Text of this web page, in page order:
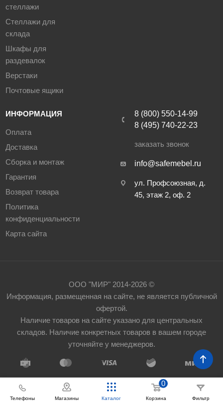
стеллажи
Стеллажи для
склада
Шкафы для
раздевалок
Верстаки
Почтовые ящики
ИНФОРМАЦИЯ
Оплата
Доставка
Сборка и монтаж
Гарантия
Возврат товара
Политика
конфиденциальности
Карта сайта
8 (800) 550-14-99
8 (495) 740-22-23
заказать звонок
info@safemebel.ru
ул. Профсоюзная, д.
45, этаж 2, оф. 2
ООО "МИР" 2014-2026 ©
Информация, размещенная на сайте, не является публичной
офертой.
Наличие товаров на сайте указано для центральных
складов. Наличие конкретных товаров в вашем городе
уточняйте у менеджеров.
Телефоны Магазины Каталог Корзина
0
Фильтр